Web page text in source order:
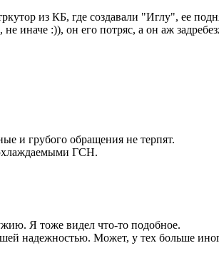
из КБ, где создавали "Иглу", ее
иначе :)), он его потряс, а он аж
и грубого обращения не терпят.
ГСН.
Я тоже видел что-то подобное.
надежностью. Может, у тех больше